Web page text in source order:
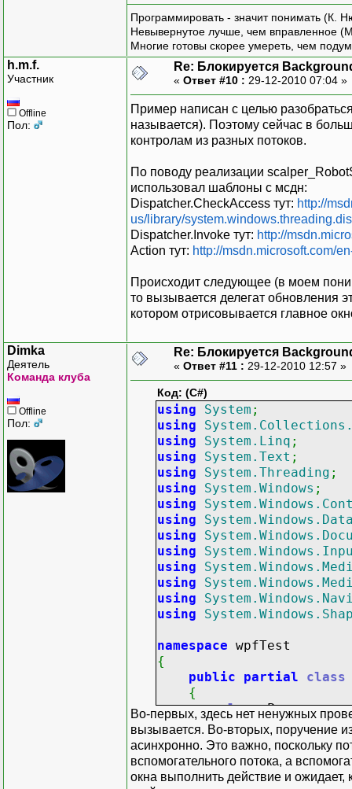
btnStop.Width
btnStop.Height
btnStop.Click +=
}
private void
{
scalper = new
this.thread = new
}
void
{
//throw new
bool
if
{
}
else
{
}
if (Dispatcher.Thread
if
{
new
));
if
{
new
Программировать - значит понимать (К.
Невывернутое лучше, чем вправленное
Многие готовы скорее умереть, чем
h.m.f.
Участник
Offline
Пол:
Re: Блокируется
« Ответ #10 : 29-12-2010 07:04 »
Пример написан с целью
называется). Поэтому сейчас в
контролам из разных потоков.
По поводу реализации
использовал шаблоны с мсдн:
Dispatcher.CheckAccess тут: http://
us/library/
Dispatcher.Invoke тут: http://
Action тут: http://msdn.microsoft.com/
Происходит следующее (в моем
то вызывается делегат обновления
котором отрисовывается главное
Dimka
Деятель
Команда клуба
Offline
Пол:
Re: Блокируется
« Ответ #11 : 29-12-2010 12:57 »
Код: (C#)
using System ;
using
using
System.Linq ;
using
System.Text ;
using
System.Threading ;
using
System.Windows ;
using
using
using
using
using
using
using
using
namespace wpfTest
{
public
partial class
{
classProcess
{
public
class
{
private
Во-первых, здесь нет ненужных
вызывается. Во-вторых, поручение
асинхронно. Это важно, поскольку
вспомогательного потока, а
окна выполнить действие и